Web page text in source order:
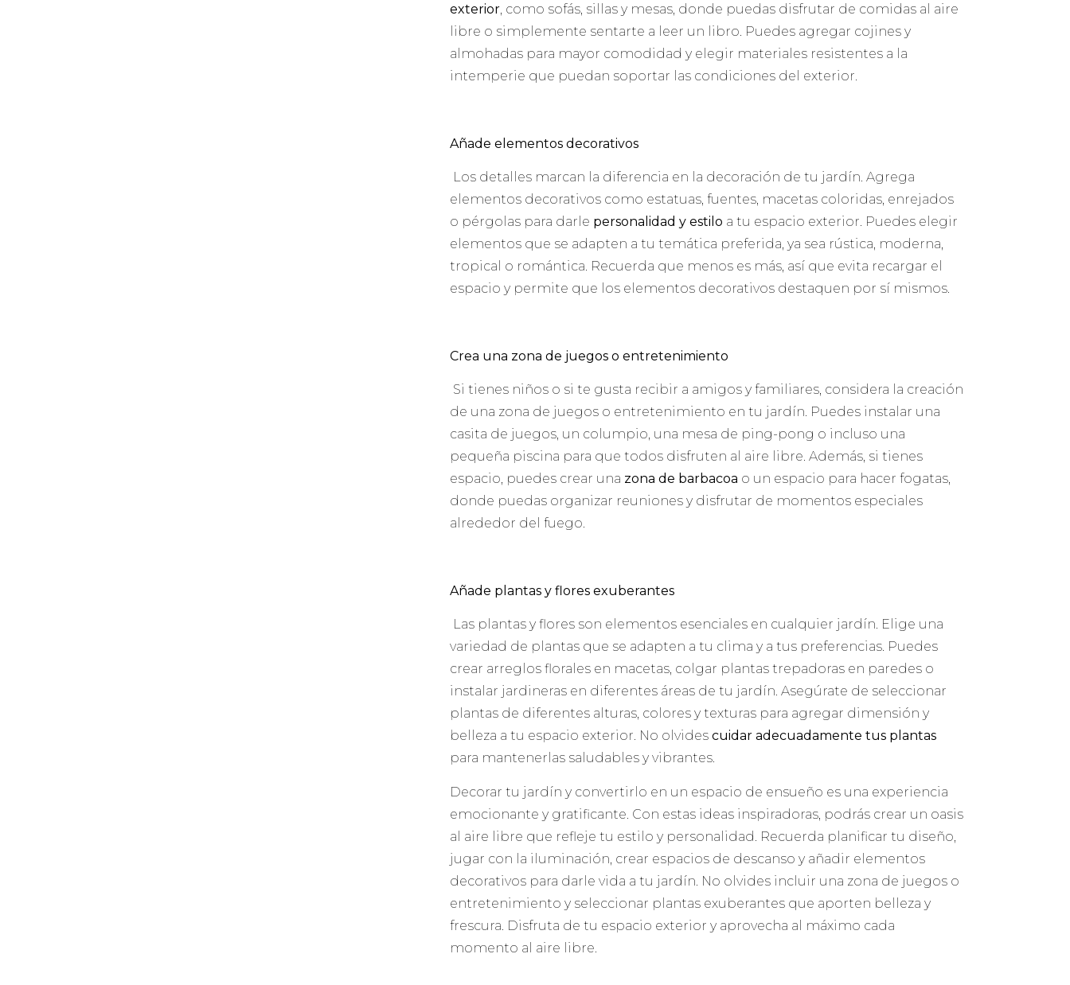
exterior, como sofás, sillas y mesas, donde puedas disfrutar de comidas al aire
libre o simplemente sentarte a leer un libro. Puedes agregar cojines y
almohadas para mayor comodidad y elegir materiales resistentes a la
intemperie que puedan soportar las condiciones del exterior.
Añade elementos decorativos
Los detalles marcan la diferencia en la decoración de tu jardín. Agrega
elementos decorativos como estatuas, fuentes, macetas coloridas, enrejados
o pérgolas para darle personalidad y estilo a tu espacio exterior. Puedes elegir
elementos que se adapten a tu temática preferida, ya sea rústica, moderna,
tropical o romántica. Recuerda que menos es más, así que evita recargar el
espacio y permite que los elementos decorativos destaquen por sí mismos.
Crea una zona de juegos o entretenimiento
Si tienes niños o si te gusta recibir a amigos y familiares, considera la creación
de una zona de juegos o entretenimiento en tu jardín. Puedes instalar una
casita de juegos, un columpio, una mesa de ping-pong o incluso una
pequeña piscina para que todos disfruten al aire libre. Además, si tienes
espacio, puedes crear una zona de barbacoa o un espacio para hacer fogatas,
donde puedas organizar reuniones y disfrutar de momentos especiales
alrededor del fuego.
Añade plantas y flores exuberantes
Las plantas y flores son elementos esenciales en cualquier jardín. Elige una
variedad de plantas que se adapten a tu clima y a tus preferencias. Puedes
crear arreglos florales en macetas, colgar plantas trepadoras en paredes o
instalar jardineras en diferentes áreas de tu jardín. Asegúrate de seleccionar
plantas de diferentes alturas, colores y texturas para agregar dimensión y
belleza a tu espacio exterior. No olvidescuidar adecuadamente tus plantas
para mantenerlas saludables y vibrantes.
Decorar tu jardín y convertirlo en un espacio de ensueño es una experiencia
emocionante y gratificante. Con estas ideas inspiradoras, podrás crear un oasis
al aire libre que refleje tu estilo y personalidad. Recuerda planificar tu diseño,
jugar con la iluminación, crear espacios de descanso y añadir elementos
decorativos para darle vida a tu jardín. No olvides incluir una zona de juegos o
entretenimiento y seleccionar plantas exuberantes que aporten belleza y
frescura. Disfruta de tu espacio exterior y aprovecha al máximo cada
momento al aire libre.